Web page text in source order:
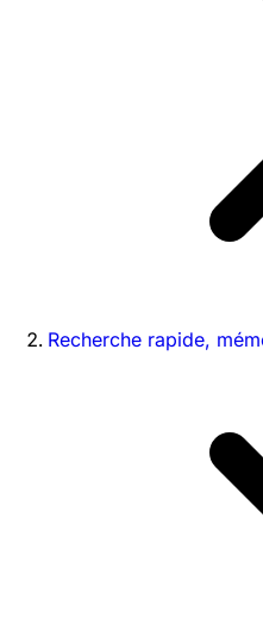
Recherche rapide,